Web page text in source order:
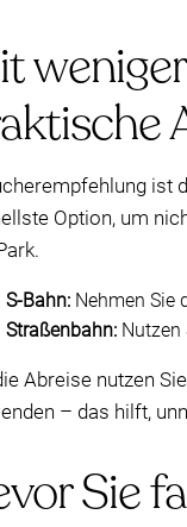
ist
Option, um
S-Bahn: Nehmen Sie
Straßenbahn: Nutzen
Abreise nutzen
– das hilft,
Sie